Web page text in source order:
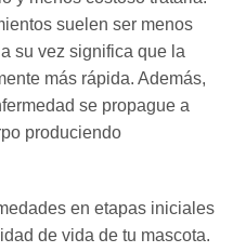
suelen ser menos
su vez significa que la
más rápida. Además,
se propague a
produciendo
en etapas iniciales
de vida de tu mascota.